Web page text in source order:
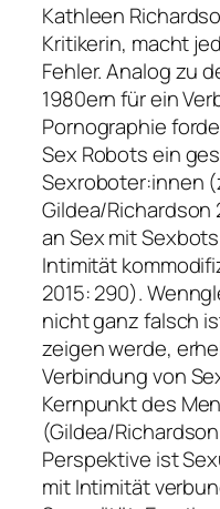
Kathleen
Kritikerin, macht
Fehler. Analog zu
1980ern für ein
Pornographie
Sex Robotsein
Sexroboter:innen
Gildea/Richardson
an Sex mit
Intimität
2015: 290).
nicht ganz falsch
zeigen werde,
Verbindung von
Kernpunkt des
(Gildea/
Perspektive ist
mit Intimität